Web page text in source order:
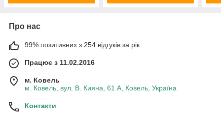
Про нас
99% позитивних з 254 відгуків за рік
Працює з 11.02.2016
м. Ковель
м. Ковель, вул. В. Кияна, 61 А, Ковель, Україна
Контакти